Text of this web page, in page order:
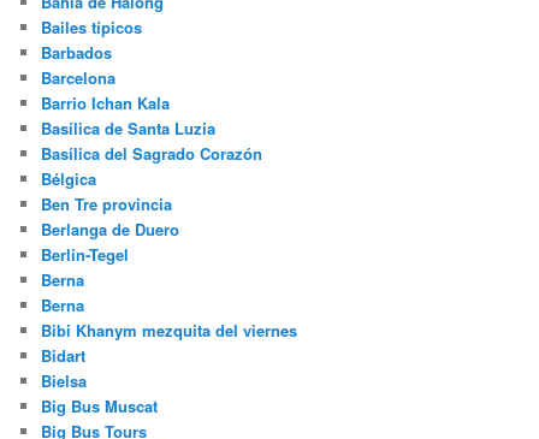
Bailes típicos
Barbados
Barcelona
Barrio Ichan Kala
Basílica de Santa Luzia
Basílica del Sagrado Corazón
Bélgica
Ben Tre provincia
Berlanga de Duero
Berlin-Tegel
Berna
Berna
Bibi Khanym mezquita del viernes
Bidart
Bielsa
Big Bus Muscat
Big Bus Tours